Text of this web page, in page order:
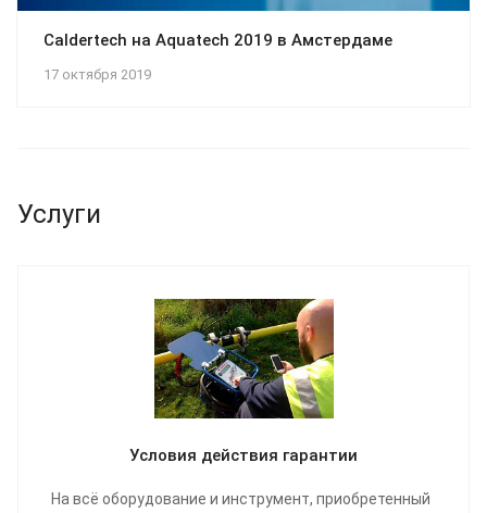
17 октября 2019
Caldertech на Aquatech 2019 в Амстердаме
Услуги
Условия действия гарантии
На всё оборудование и инструмент, приобретенный